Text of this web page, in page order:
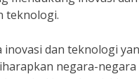
teknologi.
inovasi dan teknologi
negara-negara